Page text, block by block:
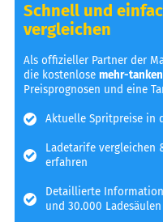
Schnell und
vergleichen
Als offizieller Partner der
die kostenlosemehr-
Preisprognosen und eine
Aktuelle Spritpreise in
Ladetarife vergleichen
erfahren
Detaillierte
und 30.000 Ladesäulen